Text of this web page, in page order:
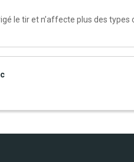
le tir et n’affecte plus des types